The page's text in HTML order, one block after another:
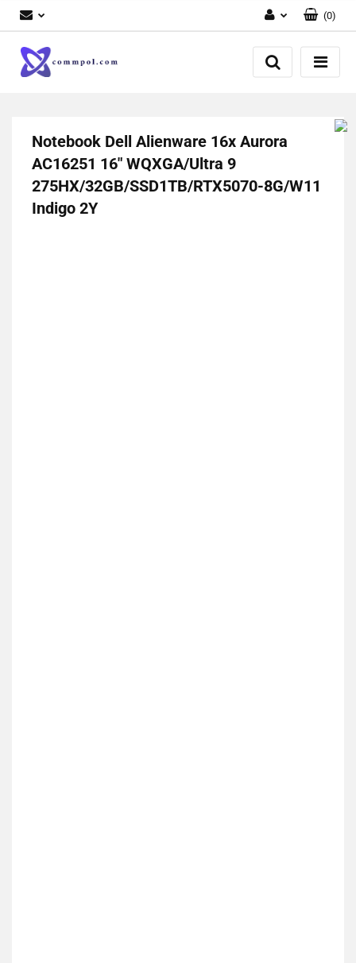
Zaloguj się
Zarejestruj się
(0)
Notebook Dell Alienware 16x Aurora
AC16251 16" WQXGA/Ultra 9
275HX/32GB/SSD1TB/RTX5070-8G/W11
Indigo 2Y